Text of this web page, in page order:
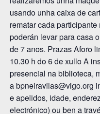
usando unha caixa de
rematar cada
poderán levar para casa
de 7 anos. Prazas Aforo
10.30 h do 6 de xullo A
presencial na biblioteca,
a bpneiravilas@vigo.org
e apelidos, idade,
electrónico) ou ben a